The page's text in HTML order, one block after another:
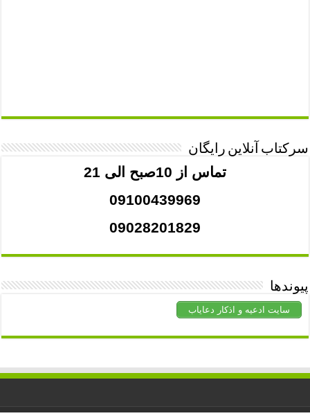
سرکتاب آنلاین رایگان
تماس از 10صبح الی 21
09100439969
09028201829
پیوندها
سایت ادعیه و اذکار دعایاب